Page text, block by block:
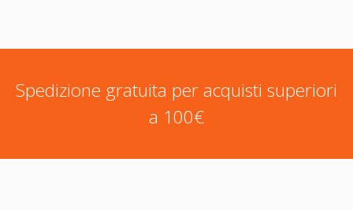
Spedizione gratuita per acquisti superiori
a 100€